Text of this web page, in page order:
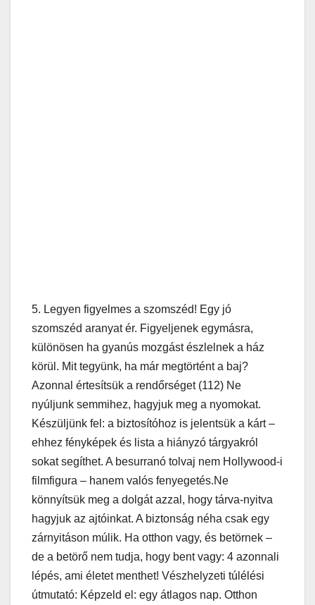
5. Legyen figyelmes a szomszéd! Egy jó
szomszéd aranyat ér. Figyeljenek egymásra,
különösen ha gyanús mozgást észlelnek a ház
körül. Mit tegyünk, ha már megtörtént a baj?
Azonnal értesítsük a rendőrséget (112) Ne
nyúljunk semmihez, hagyjuk meg a nyomokat.
Készüljünk fel: a biztosítóhoz is jelentsük a kárt –
ehhez fényképek és lista a hiányzó tárgyakról
sokat segíthet. A besurranó tolvaj nem Hollywood-i
filmfigura – hanem valós fenyegetés.Ne
könnyítsük meg a dolgát azzal, hogy tárva-nyitva
hagyjuk az ajtóinkat. A biztonság néha csak egy
zárnyitáson múlik. Ha otthon vagy, és betörnek –
de a betörő nem tudja, hogy bent vagy: 4 azonnali
lépés, ami életet menthet! Vészhelyzeti túlélési
útmutató: Képzeld el: egy átlagos nap. Otthon